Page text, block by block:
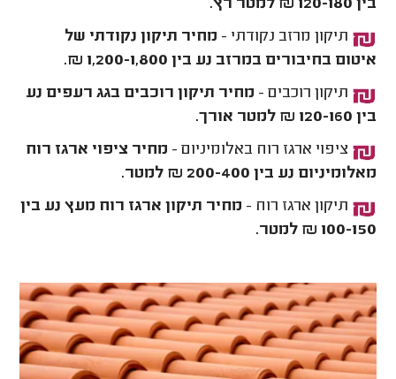
בין 120-180 ₪ למטר רץ.
תיקון מרזב נקודתי - מחיר תיקון נקודתי של
איטום בחיבורים במרזב נע בין 1,200-1,800 ₪.
תיקון רוכבים - מחיר תיקון רוכבים בגג רעפים נע
בין 120-160 ₪ למטר אורך.
ציפוי ארגז רוח באלומיניום - מחיר ציפוי ארגז רוח
מאלומיניום נע בין 200-400 ₪ למטר.
תיקון ארגז רוח - מחיר תיקון ארגז רוח מעץ נע בין
100-150 ₪ למטר.